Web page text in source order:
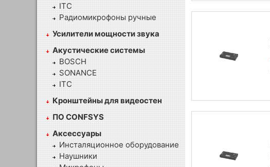
ITC
Радиомикрофоны ручные
Усилители мощности звука
Акустические системы
BOSCH
SONANCE
ITC
Кронштейны для видеостен
ПО CONFSYS
Аксессуары
Инсталяционное оборудование
Наушники